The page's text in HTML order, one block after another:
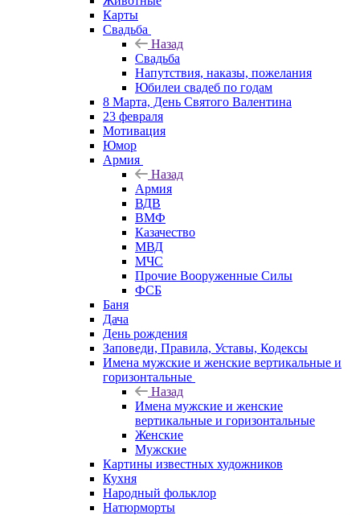
Карты
Свадьба
Назад
Свадьба
Напутствия, наказы, пожелания
Юбилеи свадеб по годам
8 Марта, День Святого Валентина
23 февраля
Мотивация
Юмор
Армия
Назад
Армия
ВДВ
ВМФ
Казачество
МВД
МЧС
Прочие Вооруженные Силы
ФСБ
Баня
Дача
День рождения
Заповеди, Правила, Уставы, Кодексы
Имена мужские и женские вертикальные и
горизонтальные
Назад
Имена мужские и женские
вертикальные и горизонтальные
Женские
Мужские
Картины известных художников
Кухня
Народный фольклор
Натюрморты